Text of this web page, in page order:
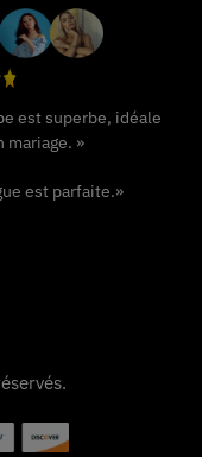
est superbe, idéale
mariage. »
est parfaite.»